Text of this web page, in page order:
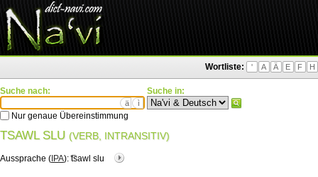
Wortliste: ' A Ä E F H
Suche nach:
ä ì
Nur genaue Übereinstimmung
Suche in:
TSAWL SLU (VERB, INTRANSITIV)
Aussprache ( IPA):͡tsawl slu